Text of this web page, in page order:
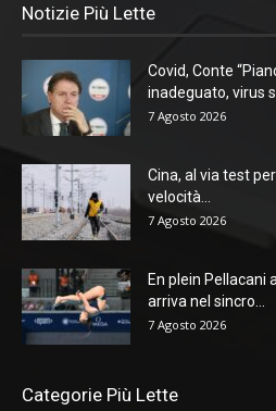
Notizie Più Lette
Covid, Conte
inadeguato, virus
7 Agosto 2026
Cina, al via test
velocità...
7 Agosto 2026
En plein Pellacani
arriva nel sincro...
7 Agosto 2026
Categorie Più Lette